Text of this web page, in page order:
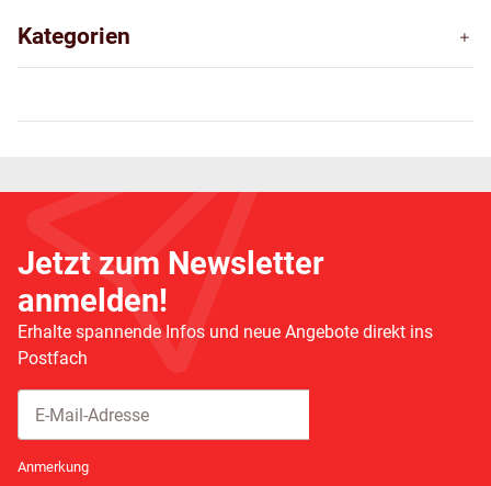
Kategorien
Jetzt zum Newsletter
anmelden!
Erhalte spannende Infos und neue Angebote direkt ins
Postfach
Anmerkung